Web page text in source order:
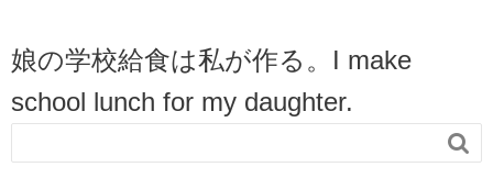
娘の学校給食は私が作る。I make
school lunch for my daughter.
